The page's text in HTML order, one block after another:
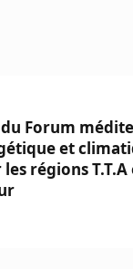
Forum
et
régions